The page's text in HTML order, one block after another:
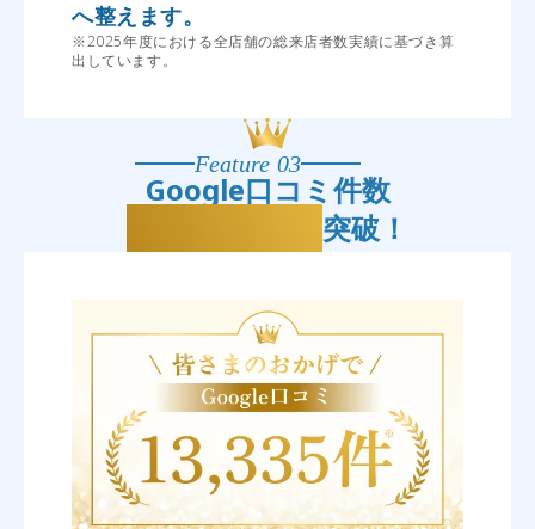
へ整えます。
※2025年度における全店舗の総来店者数実績に基づき算
出しています。
Feature 03
Google口コミ件数
13,335件突破！